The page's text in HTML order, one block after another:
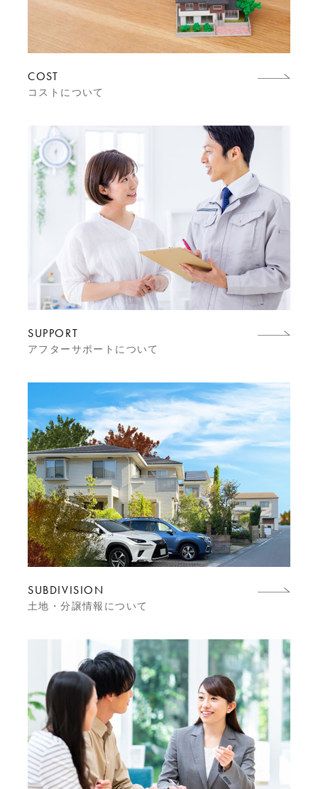
COST
コストについて
SUPPORT
アフターサポートについて
SUBDIVISION
土地・分譲情報について